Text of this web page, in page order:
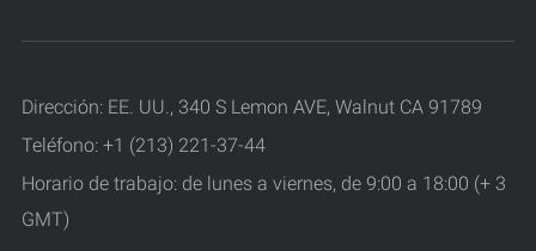
Dirección: EE. UU., 340 S Lemon AVE, Walnut CA 91789
Teléfono: +1 (213) 221-37-44
Horario de trabajo: de lunes a viernes, de 9:00 a 18:00 (+ 3
GMT)